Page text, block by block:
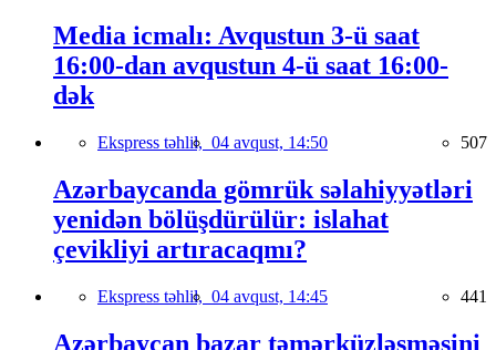
Media icmalı: Avqustun 3-ü saat
16:00-dan avqustun 4-ü saat 16:00-
dək
Ekspress təhlil, 04 avqust, 14:50 507
Azərbaycanda gömrük səlahiyyətləri
yenidən bölüşdürülür: islahat
çevikliyi artıracaqmı?
Ekspress təhlil, 04 avqust, 14:45 441
Azərbaycan bazar təmərküzləşməsini